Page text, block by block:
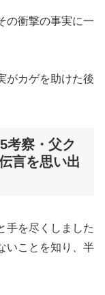
の衝撃の事実に一
がカゲを助けた後
考察・父ク
言を思い出
手を尽くしました
いことを知り、半